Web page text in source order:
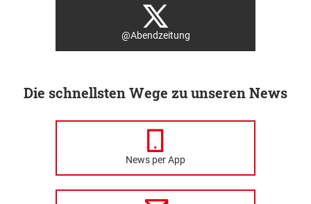
@Abendzeitung
Die schnellsten Wege zu unseren News
News per App